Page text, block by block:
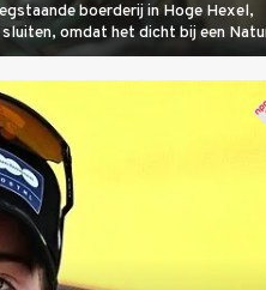
boerderij in Hoge Hexel,
omdat het dicht bij een
veeziekte.